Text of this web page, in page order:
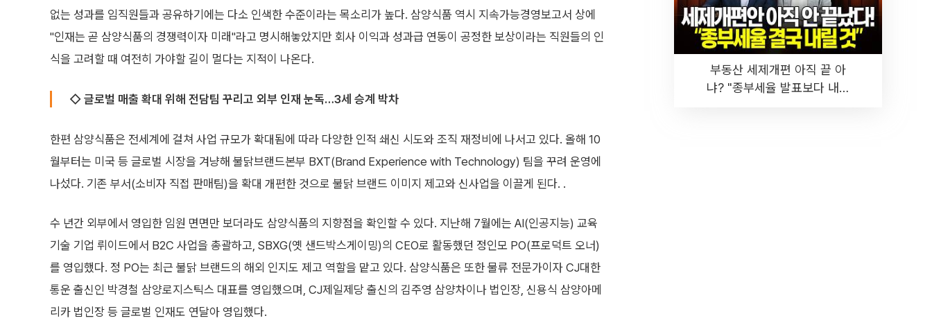
없는 성과를 임직원들과 공유하기에는 다소 인색한 수준이라는 목소리가 높다. 삼양식품 역시 지속가능경영보고서 상에
"인재는 곧 삼양식품의 경쟁력이자 미래"라고 명시해놓았지만 회사 이익과 성과급 연동이 공정한 보상이라는 직원들의 인
식을 고려할 때 여전히 가야할 길이 멀다는 지적이 나온다.
◇ 글로벌 매출 확대 위해 전담팀 꾸리고 외부 인재 눈독…3세 승계 박차
한편 삼양식품은 전세계에 걸쳐 사업 규모가 확대됨에 따라 다양한 인적 쇄신 시도와 조직 재정비에 나서고 있다. 올해 10
월부터는 미국 등 글로벌 시장을 겨냥해 불닭브랜드본부 BXT(Brand Experience with Technology) 팀을 꾸려 운영에
나섰다. 기존 부서(소비자 직접 판매팀)을 확대 개편한 것으로 불닭 브랜드 이미지 제고와 신사업을 이끌게 된다. .
수 년간 외부에서 영입한 임원 면면만 보더라도 삼양식품의 지향점을 확인할 수 있다. 지난해 7월에는 AI(인공지능) 교육
기술 기업 뤼이드에서 B2C 사업을 총괄하고, SBXG(옛 샌드박스게이밍)의 CEO로 활동했던 정인모 PO(프로덕트 오너)
를 영입했다. 정 PO는 최근 불닭 브랜드의 해외 인지도 제고 역할을 맡고 있다. 삼양식품은 또한 물류 전문가이자 CJ대한
통운 출신인 박경철 삼양로지스틱스 대표를 영입했으며, CJ제일제당 출신의 김주영 삼양차이나 법인장, 신용식 삼양아메
리카 법인장 등 글로벌 인재도 연달아 영입했다.
부동산 세제개편 아직 끝 아
냐? "종부세율 발표보다 내릴